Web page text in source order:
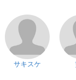
サキスケ